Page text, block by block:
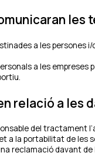
les
a les persones
a les
relació a les
del tractament
a la portabilitat de
reclamació davant